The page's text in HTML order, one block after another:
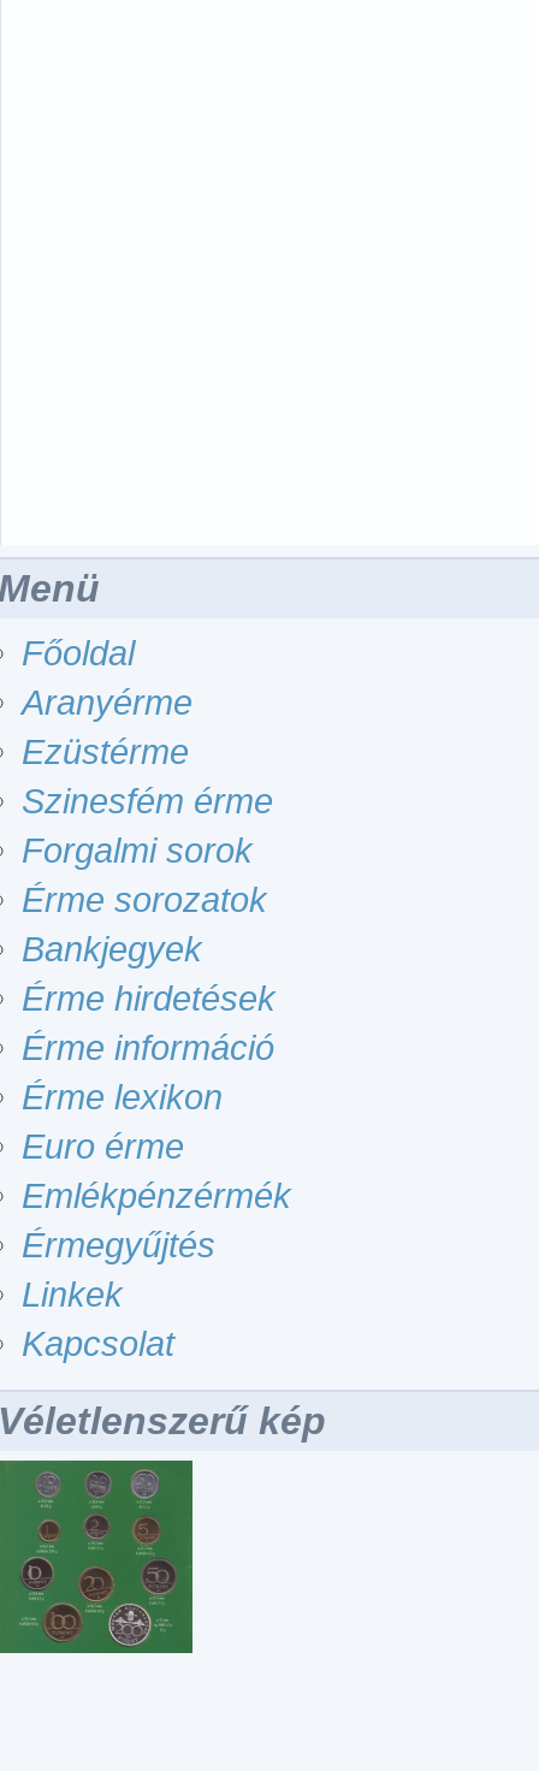
Főoldal
Aranyérme
Ezüstérme
Szinesfém érme
Forgalmi sorok
Érme sorozatok
Bankjegyek
Érme hirdetések
Érme információ
Érme lexikon
Euro érme
Emlékpénzérmék
Érmegyűjtés
Linkek
Kapcsolat
kép